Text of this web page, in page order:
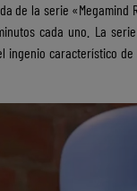
de la serie «Megamind
cada uno. La
característico